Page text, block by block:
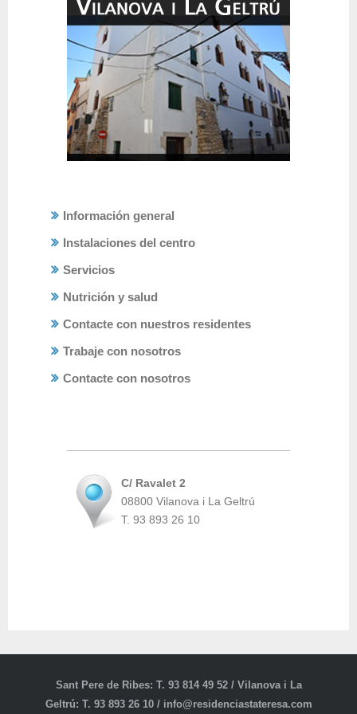
Información general
Instalaciones del centro
Servicios
Nutrición y salud
Contacte con nuestros residentes
Trabaje con nosotros
Contacte con nosotros
C/ Ravalet 2
08800 Vilanova i La Geltrú
T. 93 893 26 10
Sant Pere de Ribes: T. 93 814 49 52 / Vilanova i La
Geltrú: T. 93 893 26 10 / info@residenciastateresa.com